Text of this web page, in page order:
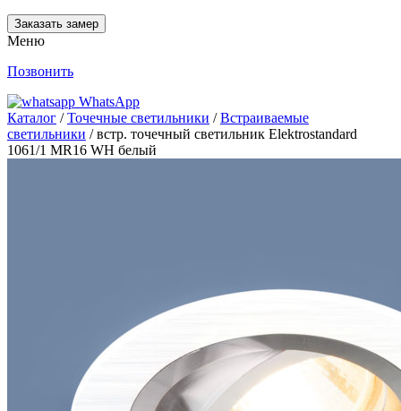
Заказать замер
Меню
Позвонить
WhatsApp
Каталог /Точечные светильники /Встраиваемые
светильники / встр. точечный светильник Elektrostandard
1061/1 MR16 WH белый